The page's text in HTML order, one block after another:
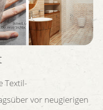
Textil-
vor neugierigen